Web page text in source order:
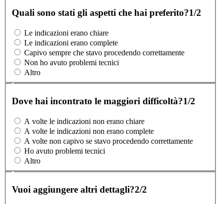
Quali sono stati gli aspetti che hai preferito?1/2
Le indicazioni erano chiare
Le indicazioni erano complete
Capivo sempre che stavo procedendo correttamente
Non ho avuto problemi tecnici
Altro
Dove hai incontrato le maggiori difficoltà?1/2
A volte le indicazioni non erano chiare
A volte le indicazioni non erano complete
A volte non capivo se stavo procedendo correttamente
Ho avuto problemi tecnici
Altro
Vuoi aggiungere altri dettagli?2/2